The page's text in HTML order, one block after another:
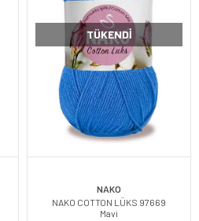
TÜKENDI
NAKO
NAKO COTTON LÜKS 97669
Mavi